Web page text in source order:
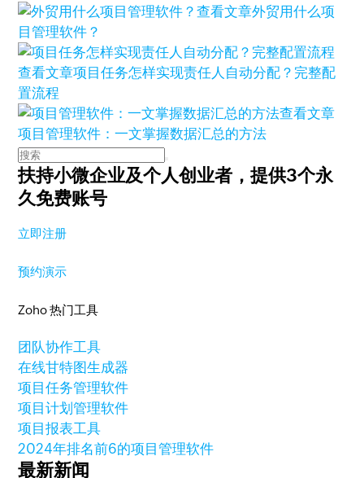
查看文章外贸用什么项
目管理软件？
查看文章项目任务怎样实现责任人自动分配？完整配
置流程
查看文章
项目管理软件：一文掌握数据汇总的方法
扶持小微企业及个人创业者，提供3个永
久免费账号
立即注册
预约演示
Zoho 热门工具
团队协作工具
在线甘特图生成器
项目任务管理软件
项目计划管理软件
项目报表工具
2024年排名前6的项目管理软件
最新新闻